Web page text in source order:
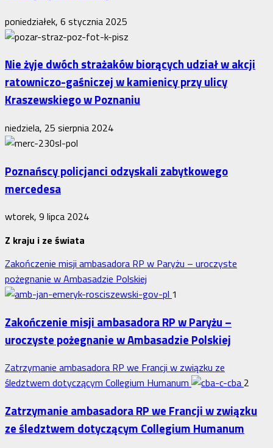
poniedziałek, 6 stycznia 2025
Nie żyje dwóch strażaków biorących udział w akcji
ratowniczo-gaśniczej w kamienicy przy ulicy
Kraszewskiego w Poznaniu
niedziela, 25 sierpnia 2024
Poznańscy policjanci odzyskali zabytkowego
mercedesa
wtorek, 9 lipca 2024
Z kraju i ze świata
Zakończenie misji ambasadora RP w Paryżu – uroczyste
pożegnanie w Ambasadzie Polskiej
1
Zakończenie misji ambasadora RP w Paryżu –
uroczyste pożegnanie w Ambasadzie Polskiej
Zatrzymanie ambasadora RP we Francji w związku ze
śledztwem dotyczącym Collegium Humanum
2
Zatrzymanie ambasadora RP we Francji w związku
ze śledztwem dotyczącym Collegium Humanum